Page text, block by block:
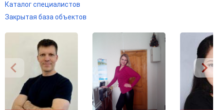
Каталог специалистов
Закрытая база объектов